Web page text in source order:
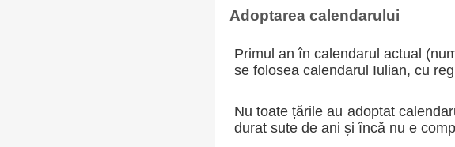
Adoptarea calendarului
Primul an în calendarul actual
se folosea calendarul Iulian, cu
Nu toate țările au adoptat
durat sute de ani și încă nu e